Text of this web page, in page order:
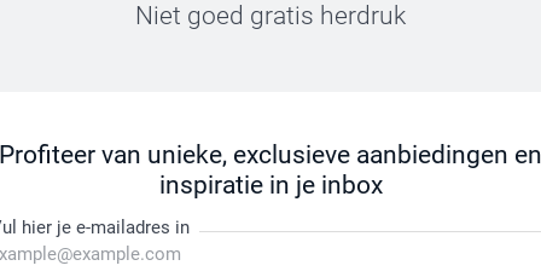
Niet goed gratis herdruk
Profiteer van unieke, exclusieve aanbiedingen en
inspiratie in je inbox
hier je e-mailadres in